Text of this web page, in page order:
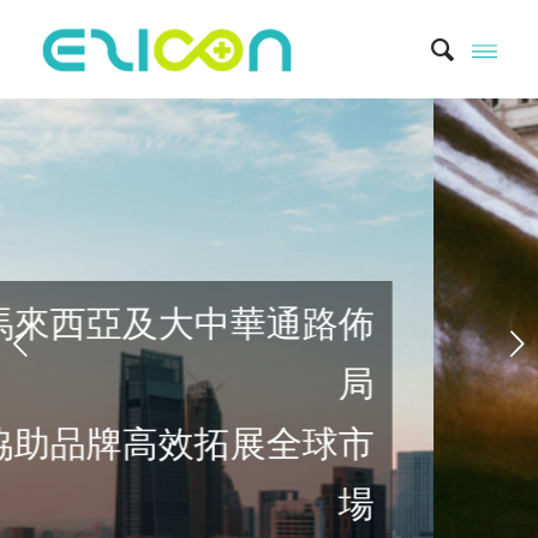
跨境健康零距離
提供一站式跨境新零售解
決方案
下一頁